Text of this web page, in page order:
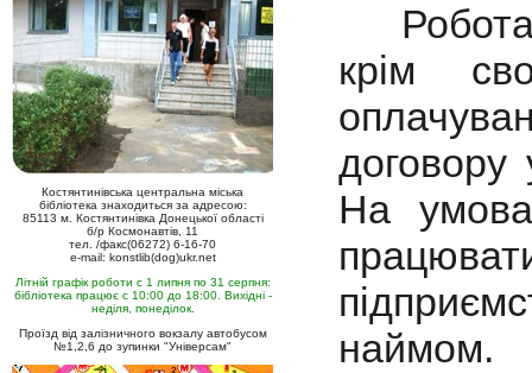
Костянтинівська центральна міська
бібліотека знаходиться за адресою:
85113 м. Костянтинівка Донецької області
б/р Космонавтів, 11
тел. /факс(06272) 6-16-70
e-mail: konstlib(dog)ukr.net
Літній графік роботи с 1 липня по 31 серпня:
бібліотека працює с 10:00 до 18:00. Вихідні -
неділя, понеділок.
Проїзд від залізничного вокзалу автобусом
№1,2,6 до зупинки "Універсам"
крім
договору
На
наймом.